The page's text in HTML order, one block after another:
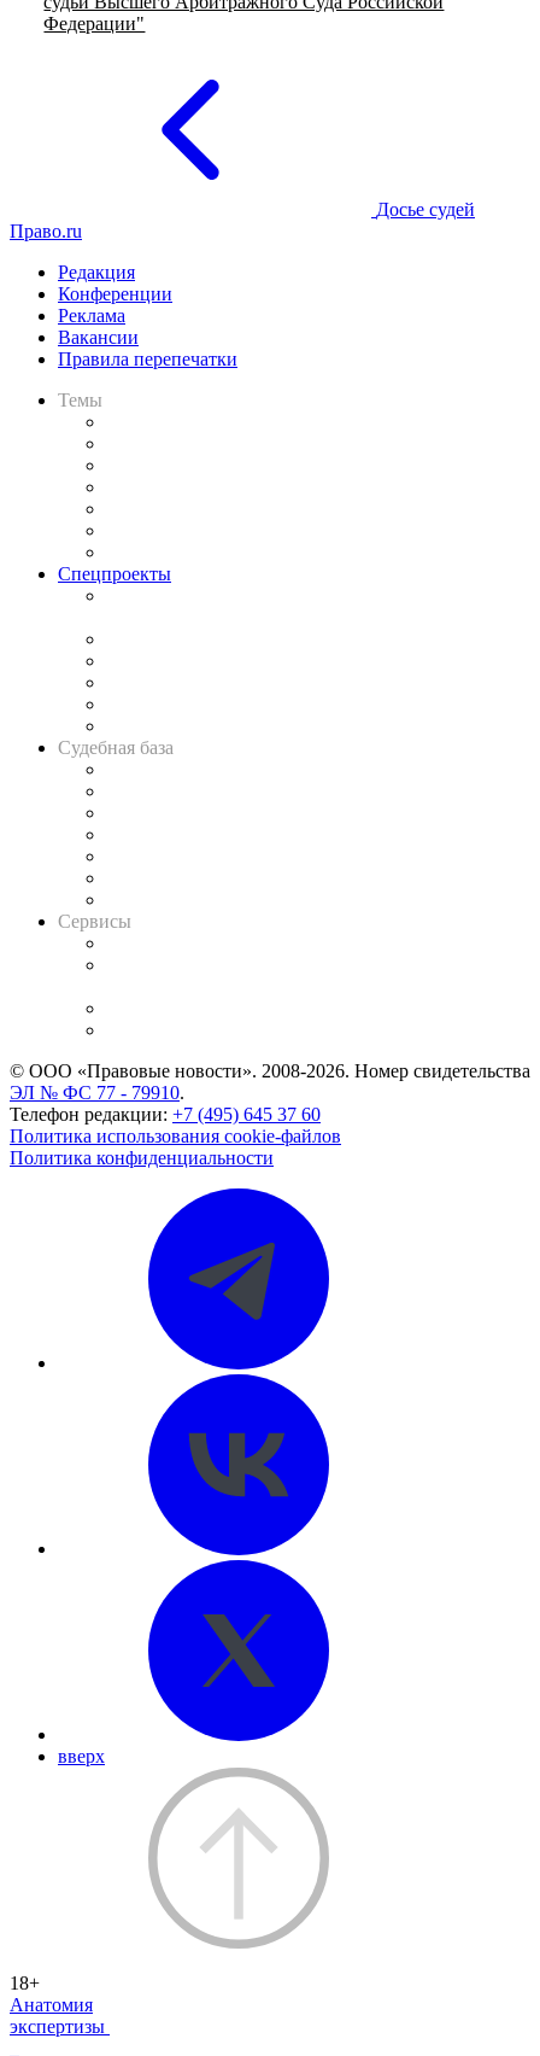
Федерации"
Досье судей
Право.ru
Редакция
Конференции
Реклама
Вакансии
Правила перепечатки
Темы
Спецпроекты
Судебная база
Сервисы
© ООО «Правовые новости». 2008-2026. Номер свидетельства
ЭЛ № ФС 77 - 79910.
Телефон редакции: +7 (495) 645 37 60
Политика использования cookie-файлов
Политика конфиденциальности
вверх
18+
Анатомия
экспертизы